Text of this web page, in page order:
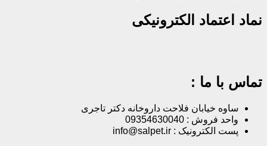
نماد اعتماد الکترونیکی
تماس با ما :
ساوه خیابان فلاحت داروخانه دکتر تاجری
واحد فروش : 09354630040
پست الکترونیک : info@salpet.ir